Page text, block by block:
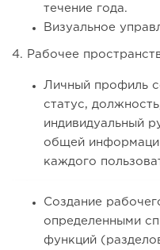
течение года.
Визуальное
4. Рабочее
Личный профиль
статус,
индивидуальный
общей
каждого
Создание
определенными
функций